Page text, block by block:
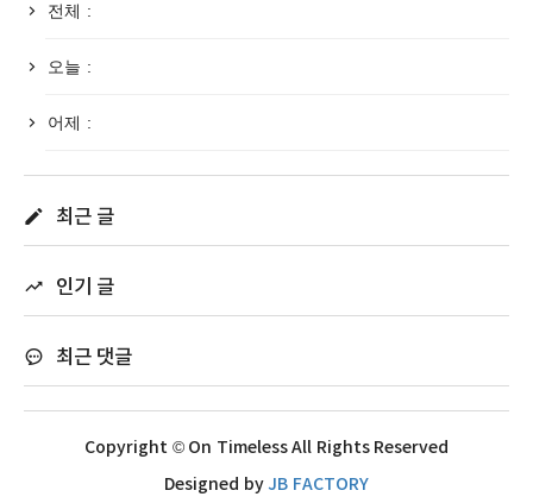
전체 :
오늘 :
어제 :
최근 글
인기 글
최근 댓글
Copyright © On Timeless All Rights Reserved
Designed byJB FACTORY